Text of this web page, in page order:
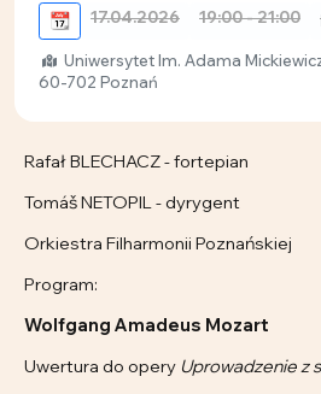
📆 17.04.2026 19:00 - 21:00
Uniwersytet Im. Adama
60-702 Poznań
Rafał BLECHACZ - fortepian
Tomáš NETOPIL - dyrygent
Orkiestra Filharmonii Poznańskiej
Program:
Wolfgang Amadeus Mozart
Uwertura do opery Uprowadzenie z